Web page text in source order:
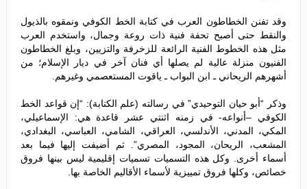
وقد تفنن الخطاطون العرب في كتابة الخط الكوفي ونمقوه بالذيول
والنقط حتى أصبح تحفة فنية ذات روعة وجمال، واستخدم العرب
مثل هذه الخطوط الفنية الرائعة للزخرفة والتزيين، وبلغ الخطاطون
الفنيون منزلة عالية لم يصلها أي فنان آخر في ديار الإسلام؛ من
أشهرهم الريحاني ـ ابن البواب ـ ياقوت المستعصمي وغيرهم.
وذكر “أبو حيان التوحيدي” في رسالته (علم الكتابة): “إن قواعد الخط
الكوفي –أنواعه- في زمنه اثنتي عشر قاعدة هي: الإسماعيلي،
المكي، المدني، الأندلسي، العراقي، الشامي، العباسي، البغدادي،
المشعب، الريحان، المجود، المصري”. ثم أضيفت إليها فيما بعد
أسماء أخرى. وكل هذه التسميات تسميات إقليمية ليس بينها فروق
خصائص، وكلها فروق تمييزية لأسماء الأقاليم الخاصة بها.